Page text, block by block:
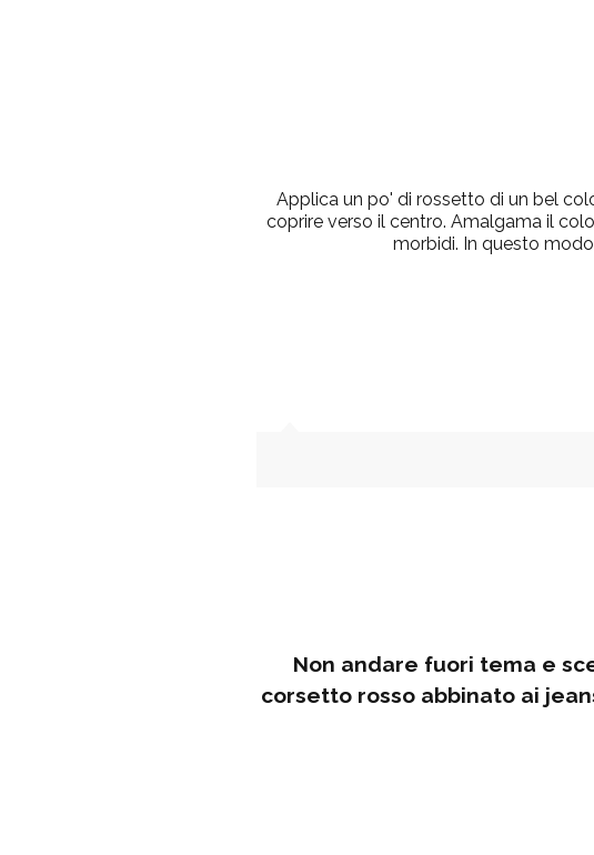
Applica un po' di rossetto di un bel
coprire verso il centro. Amalgama il
morbidi. In questo
Non andare fuori tema e
corsetto rosso abbinato ai